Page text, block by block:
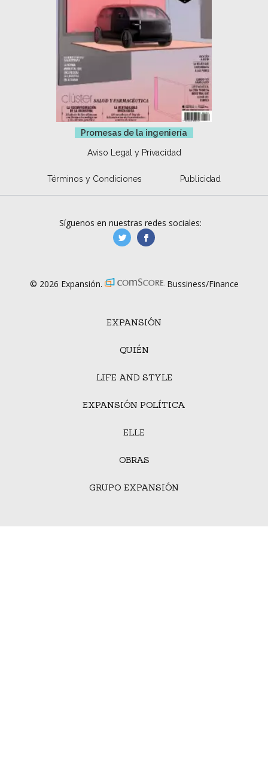
Promesas de la ingeniería
Aviso Legal y Privacidad
Términos y Condiciones Publicidad
EXPANSIÓN
QUIÉN
LIFE AND STYLE
EXPANSIÓN POLÍTICA
ELLE
OBRAS
GRUPO EXPANSIÓN
Síguenos en nuestras redes sociales:
manufacturaGE
© 2026 Expansión. Bussiness/Finance